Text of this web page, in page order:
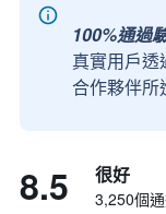
100%通過
真實用戶
合作夥伴所
8.5 很好
3,250個